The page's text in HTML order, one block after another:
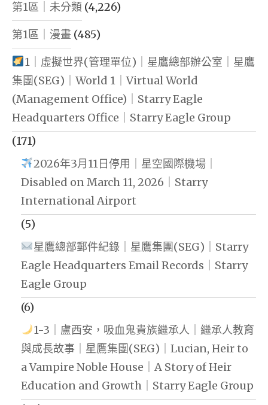
第1區｜未分類 (4,226)
第1區｜漫畫 (485)
1｜虛擬世界(管理單位)｜星鷹總部辦公室｜星鷹
集團(SEG)｜World 1｜Virtual World
(Management Office)｜Starry Eagle
Headquarters Office｜Starry Eagle Group
(171)
2026年3月11日停用｜星空國際機場｜
Disabled on March 11, 2026｜Starry
International Airport
(5)
星鷹總部郵件紀錄｜星鷹集團(SEG)｜Starry
Eagle Headquarters Email Records｜Starry
Eagle Group
(6)
1-3｜盧西安，吸血鬼貴族繼承人｜繼承人教育
與成長故事｜星鷹集團(SEG)｜Lucian, Heir to
a Vampire Noble House｜A Story of Heir
Education and Growth｜Starry Eagle Group